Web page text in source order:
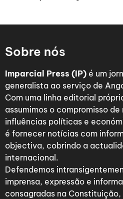
Sobre nós
Imparcial Press (IP) é um
generalista ao serviço de
Com uma linha editorial
assumimos o compromisso
influências políticas e
é fornecer notícias com
objectiva, cobrindo a
internacional.
Defendemos
imprensa, expressão e
consagradas na